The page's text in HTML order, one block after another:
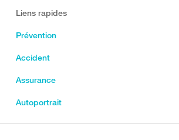
Liens rapides
Prévention
Accident
Assurance
Autoportrait